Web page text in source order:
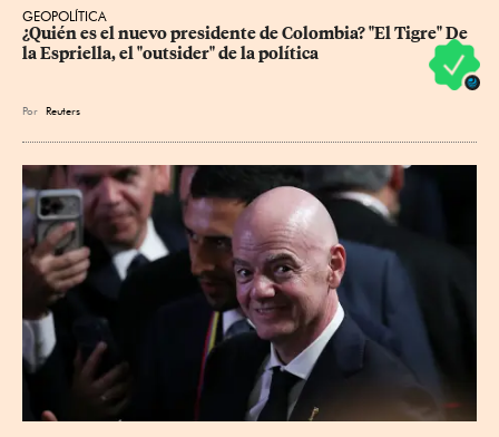
GEOPOLÍTICA
¿Quién es el nuevo presidente de Colombia? "El Tigre" De
la Espriella, el "outsider" de la política
Por Reuters